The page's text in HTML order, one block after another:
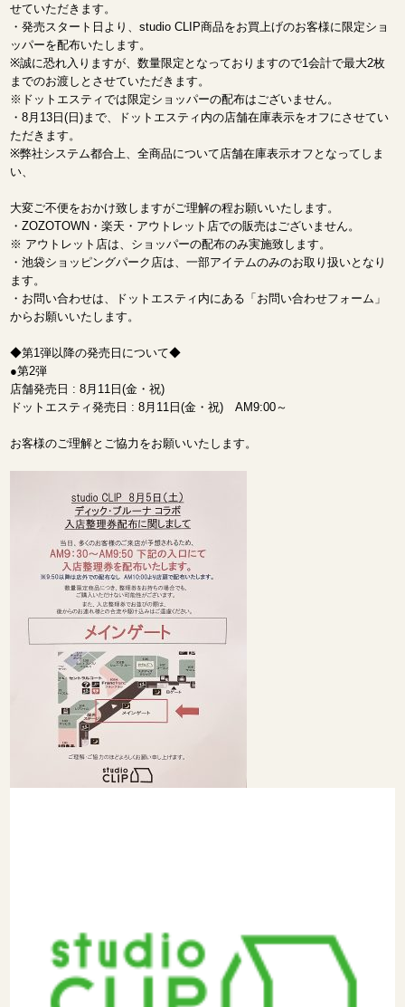
せていただきます。
・発売スタート日より、studio CLIP商品をお買上げのお客様に限定ショ
ッパーを配布いたします。
※誠に恐れ入りますが、数量限定となっておりますので1会計で最大2枚
までのお渡しとさせていただきます。
※ドットエスティでは限定ショッパーの配布はございません。
・8月13日(日)まで、ドットエスティ内の店舗在庫表示をオフにさせてい
ただきます。
※弊社システム都合上、全商品について店舗在庫表示オフとなってしま
い、
大変ご不便をおかけ致しますがご理解の程お願いいたします。
・ZOZOTOWN・楽天・アウトレット店での販売はございません。
※ アウトレット店は、ショッパーの配布のみ実施致します。
・池袋ショッピングパーク店は、一部アイテムのみのお取り扱いとなり
ます。
・お問い合わせは、ドットエスティ内にある「お問い合わせフォーム」
からお願いいたします。
◆第1弾以降の発売日について◆
●第2弾
店舗発売日 : 8月11日(金・祝)
ドットエスティ発売日 : 8月11日(金・祝) AM9:00～
お客様のご理解とご協力をお願いいたします。